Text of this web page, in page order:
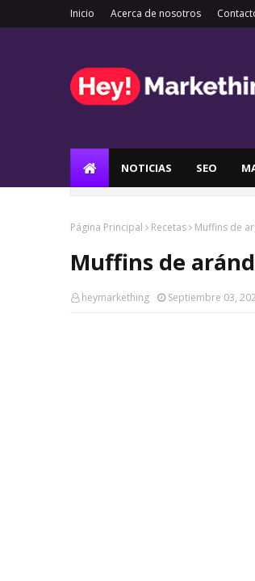
Inicio Acerca de nosotros
NOTICIAS SEO
Página Principal Recetas Muffins de
Muffins de
heymarkething Septiembre 03,